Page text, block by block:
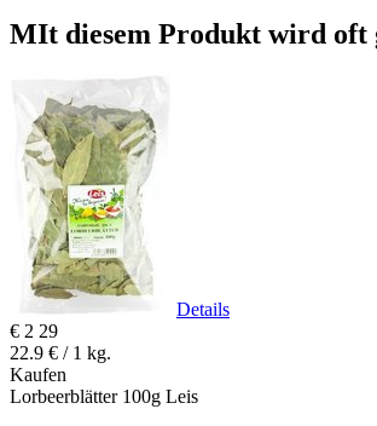
MIt diesem Produkt wird oft
Details
€ 2 29
22.9 € / 1 kg.
Kaufen
Lorbeerblätter 100g Leis